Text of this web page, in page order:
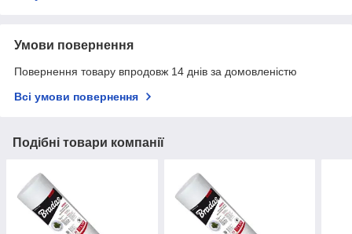
Умови повернення
Повернення товару впродовж 14 днів за домовленістю
Всі умови повернення
Подібні товари компанії